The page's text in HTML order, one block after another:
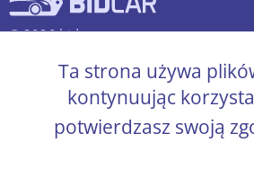
© 2026 bidcar.eu
Ta strona używa
kontynuując
potwierdzasz swoją